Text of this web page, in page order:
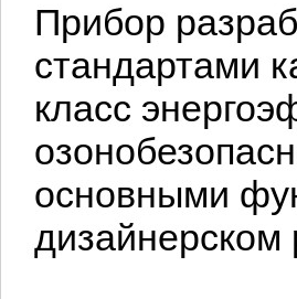
Прибор
стандартами
класс
основными